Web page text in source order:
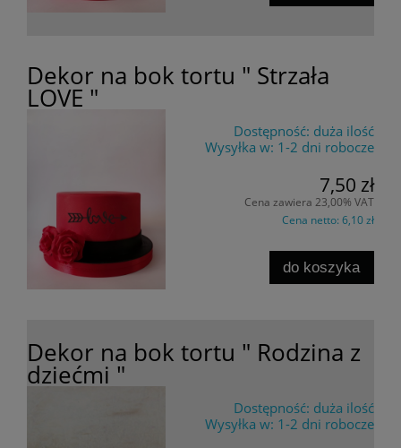
Dekor na bok tortu " Strzała
LOVE "
Dostępność: duża ilość
Wysyłka w: 1-2 dni robocze
7,50 zł
Cena zawiera 23,00% VAT
Cena netto: 6,10 zł
do koszyka
Dekor na bok tortu " Rodzina z
dziećmi "
Dostępność: duża ilość
Wysyłka w: 1-2 dni robocze